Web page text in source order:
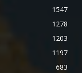
1547
1278
1203
1197
683